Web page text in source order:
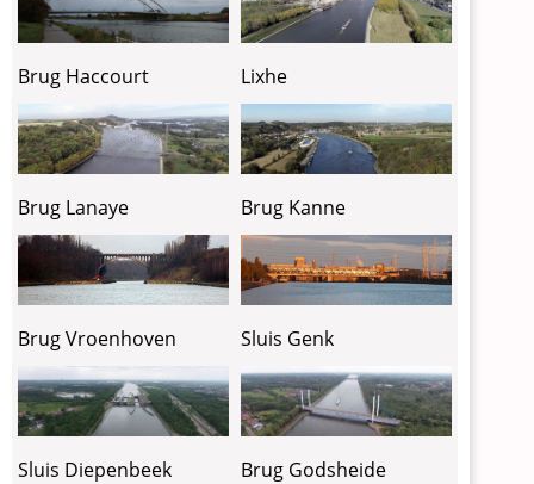
Brug Haccourt Lixhe
Brug Lanaye Brug Kanne
Brug Vroenhoven Sluis Genk
Sluis Diepenbeek Brug Godsheide